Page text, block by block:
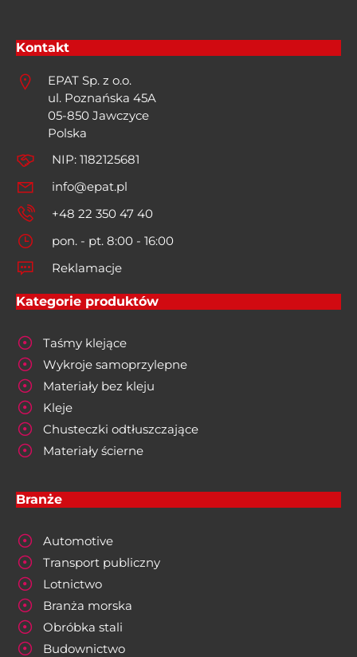
Kontakt
EPAT Sp. z o.o.
ul. Poznańska 45A
05-850 Jawczyce
Polska
NIP: 1182125681
info@epat.pl
+48 22 350 47 40
pon. - pt. 8:00 - 16:00
Reklamacje
Kategorie produktów
Taśmy klejące
Wykroje samoprzylepne
Materiały bez kleju
Kleje
Chusteczki odtłuszczające
Materiały ścierne
Branże
Automotive
Transport publiczny
Lotnictwo
Branża morska
Obróbka stali
Budownictwo